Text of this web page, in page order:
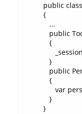
public
{
...
public
{
}
public
{
var
}
}